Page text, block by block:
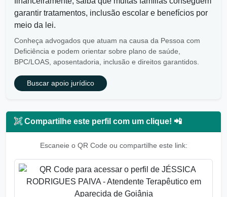
garantir tratamentos, inclusão escolar e benefícios por
meio da lei.
Conheça advogados que atuam na causa da Pessoa com
Deficiência e podem orientar sobre plano de saúde,
BPC/LOAS, aposentadoria, inclusão e direitos garantidos.
Buscar apoio jurídico
Compartilhe este perfil com um clique! 📲
Escaneie o QR Code ou compartilhe este link: